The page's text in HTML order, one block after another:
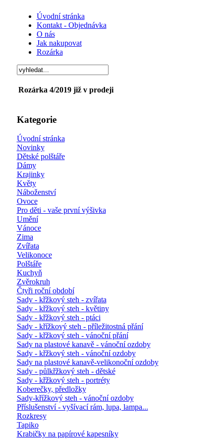
Úvodní stránka
Kontakt - Objednávka
O nás
Jak nakupovat
Rozárka
Rozárka 4/2019 již v prodeji
Kategorie
Úvodní stránka
Novinky
Dětské polštáře
Dámy
Krajinky
Květy
Náboženství
Ovoce
Pro děti - vaše první výšivka
Umění
Vánoce
Zima
Zvířata
Velikonoce
Polštáře
Kuchyň
Zvěrokruh
Čtyři roční období
Sady - křžkový steh - zvířata
Sady - křžkový steh - květiny
Sady - křžkový steh - ptáci
Sady - křížkový steh - příležitostná přání
Sady - křžkový steh - vánoční přání
Sady na plastové kanavě - vánoční ozdoby
Sady - křžkový steh - vánoční ozdoby
Sady na plastové kanavě-velikonoční ozdoby
Sady - půlkřžkový steh - dětské
Sady - křžkový steh - portréty
Koberečky, předložky
Sady-křížkový steh - vánoční ozdoby
Příslušenství - vyšívací rám, lupa, lampa...
Rozkresy
Tapiko
Krabičky na papírové kapesníky